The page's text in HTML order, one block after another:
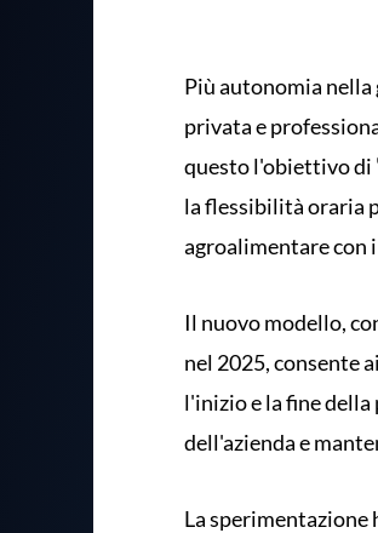
Più autonomia
privata e
questo l'obiettivo di
la flessibilità oraria
agroalimentare con
Il nuovo modello,
nel 2025, consente
l'inizio e la fine
dell'azienda e
La